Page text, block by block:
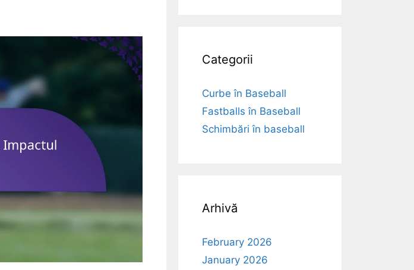
Categorii
Curbe în Baseball
Fastballs în Baseball
Schimbări în baseball
Arhivă
February 2026
January 2026